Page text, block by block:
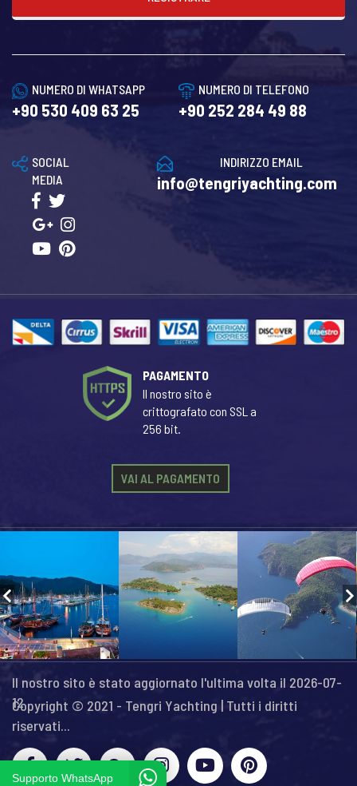
NUMERO DI WHATSAPP
+90 530 409 63 25
NUMERO DI TELEFONO
+90 252 284 49 88
INDIRIZZO EMAIL
info@tengriyachting.com
SOCIAL
MEDIA
PAGAMENTO
Il nostro sito è
crittografato con SSL a
256 bit.
VAI AL PAGAMENTO
Il nostro sito è stato aggiornato l'ultima volta il 2026-07-
12
Copyright © 2021 - Tengri Yachting | Tutti i diritti
riservati...
Supporto WhatsApp